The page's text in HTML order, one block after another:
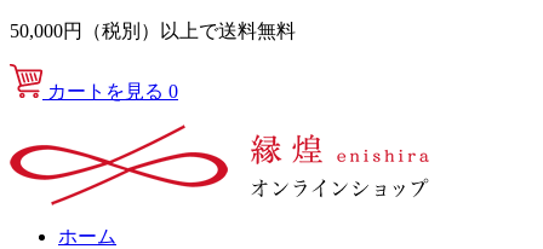
50,000円（税別）以上で送料無料
カートを見る 0
ホーム